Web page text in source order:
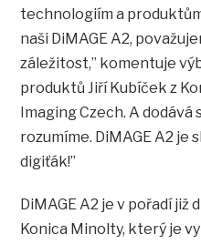
technologiím a
naši DiMAGE A2,
záležitost,” komentuje
produktů Jiří Kubíček z
Imaging Czech. A dodává
rozumíme. DiMAGE A2 je
digiťák!”
DiMAGE A2 je v pořadí
Konica Minolty, který je